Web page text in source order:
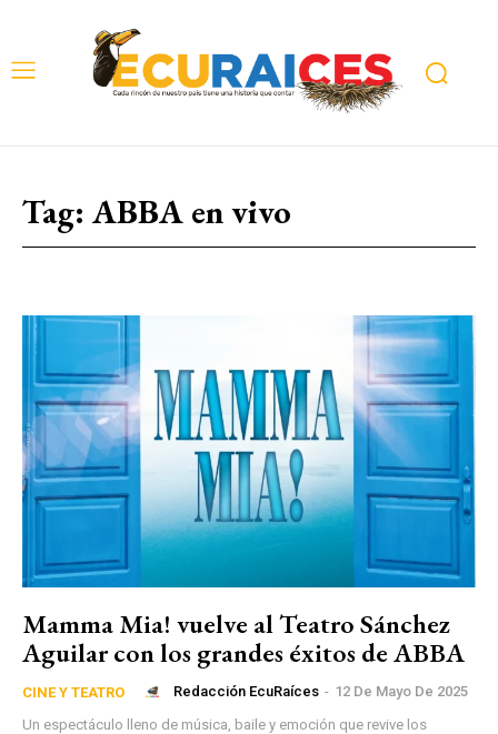
Tag: ABBA en vivo
Mamma Mia! vuelve al Teatro Sánchez
Aguilar con los grandes éxitos de ABBA
CINE Y TEATRO Redacción EcuRaíces - 12 De Mayo De 2025
Un espectáculo lleno de música, baile y emoción que revive los